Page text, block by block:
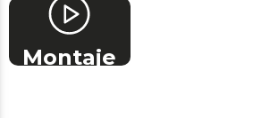
Montaje